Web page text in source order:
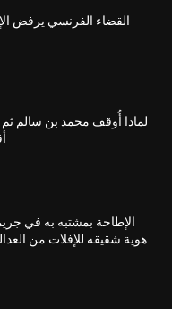
القضاء الفرنسي يرفض
لماذا أُوقف محمد بن سالم
الإطاحة بمشتبه به في
هوية شقيقه للإفلات من العدالة